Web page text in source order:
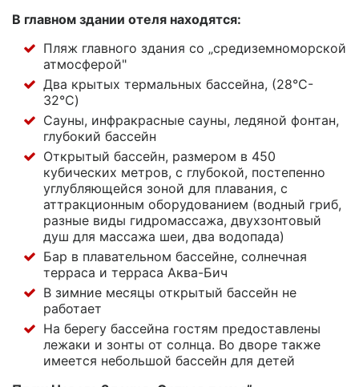
В главном здании отеля находятся:
Пляж главного здания со „средиземноморской
атмосферой"
Два крытых термальных бассейна, (28°C-
32°C)
Сауны, инфракрасные сауны, ледяной фонтан,
глубокий бассейн
Открытый бассейн, размером в 450
кубических метров, с глубокой, постепенно
углубляющейся зоной для плавания, с
аттракционным оборудованием (водный гриб,
разные виды гидромассажа, двухзонтовый
душ для массажа шеи, два водопада)
Бар в плавательном бассейне, солнечная
терраса и терраса Аква-Бич
В зимние месяцы открытый бассейн не
работает
На берегу бассейна гостям предоставлены
лежаки и зонты от солнца. Во дворе также
имеется небольшой бассейн для детей